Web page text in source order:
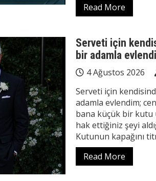
Read More
Serveti için
bir adamla
4 Ağustos 2026
Serveti için
adamla evlendim;
bana küçük bir kutu
hak ettiğiniz şeyi
Kutunun kapağını
Read More